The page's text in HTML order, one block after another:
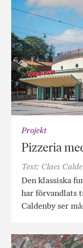
Projekt
Pizzeria
Text: Claes
Den klassiska
har förvandlats
Caldenby ser